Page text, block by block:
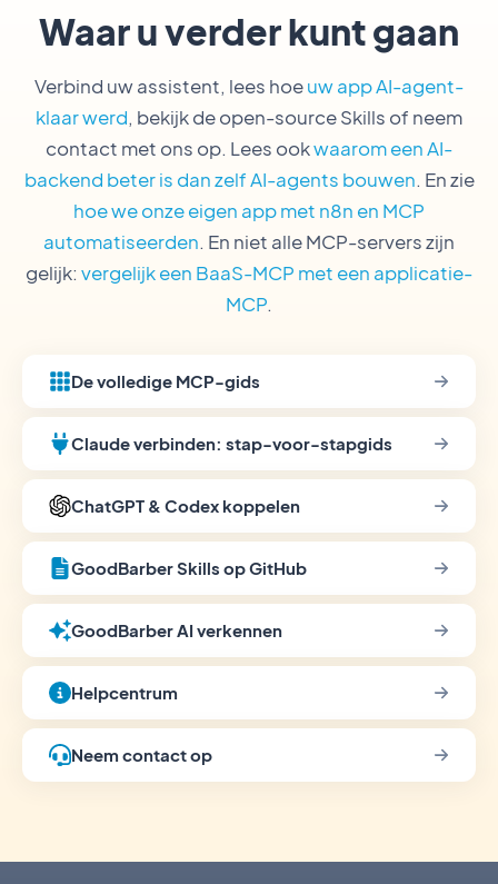
Waar u verder kunt gaan
Verbind uw assistent, lees hoeuw app AI-agent-
klaar werd, bekijk de open-source Skills of neem
contact met ons op. Lees ookwaarom een AI-
backend beter is dan zelf AI-agents bouwen. En zie
hoe we onze eigen app met n8n en MCP
automatiseerden. En niet alle MCP-servers zijn
gelijk: vergelijk een BaaS-MCP met een applicatie-
MCP.
De volledige MCP-gids
Claude verbinden: stap-voor-stapgids
ChatGPT & Codex koppelen
GoodBarber Skills op GitHub
GoodBarber AI verkennen
Helpcentrum
Neem contact op